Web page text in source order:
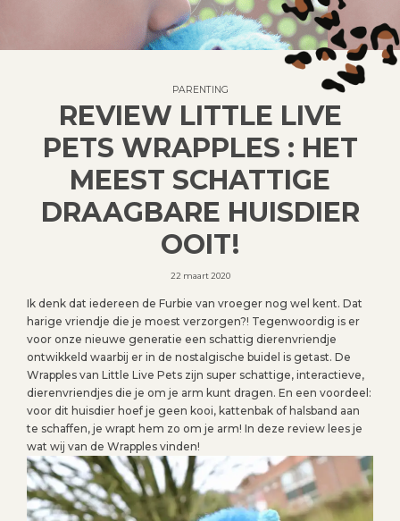
PARENTING
REVIEW LITTLE LIVE
PETS WRAPPLES : HET
MEEST SCHATTIGE
DRAAGBARE HUISDIER
OOIT!
22 maart 2020
Ik denk dat iedereen de Furbie van vroeger nog wel kent. Dat
harige vriendje die je moest verzorgen?! Tegenwoordig is er
voor onze nieuwe generatie een schattig dierenvriendje
ontwikkeld waarbij er in de nostalgische buidel is getast. De
Wrapples van Little Live Pets zijn super schattige, interactieve,
dierenvriendjes die je om je arm kunt dragen. En een voordeel:
voor dit huisdier hoef je geen kooi, kattenbak of halsband aan
te schaffen, je wrapt hem zo om je arm! In deze review lees je
wat wij van de Wrapples vinden!